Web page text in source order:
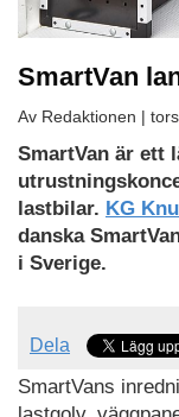
SmartVan
Av Redaktionen |
SmartVan är ett
lastbilar. KG
danska
i Sverige.
Dela
SmartVans